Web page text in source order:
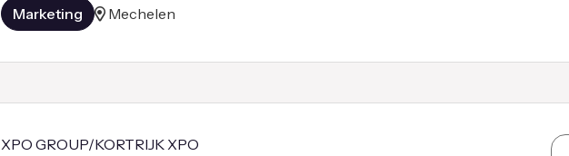
Marketing Mechelen
XPO GROUP/KORTRIJK XPO